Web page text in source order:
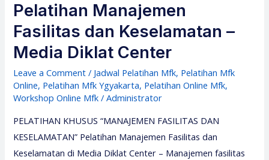
Pelatihan Manajemen
Fasilitas dan Keselamatan –
Media Diklat Center
Leave a Comment / Jadwal Pelatihan Mfk, Pelatihan Mfk
Online, Pelatihan Mfk Ygyakarta, Pelatihan Online Mfk,
Workshop Online Mfk /Administrator
PELATIHAN KHUSUS “MANAJEMEN FASILITAS DAN
KESELAMATAN” Pelatihan Manajemen Fasilitas dan
Keselamatan di Media Diklat Center – Manajemen fasilitas